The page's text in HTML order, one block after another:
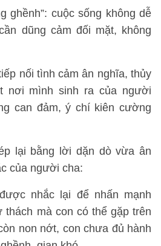
ghềnh”: cuộc sống không dễ
dũng cảm đối mặt, không
nối tình cảm ân nghĩa, thủy
nơi mình sinh ra của người
can đảm, ý chí kiên cường
lại bằng lời dặn dò vừa ân
của người cha:
nhắc lại để nhấn mạnh
thách mà con có thể gặp trên
non nớt, con chưa đủ hành